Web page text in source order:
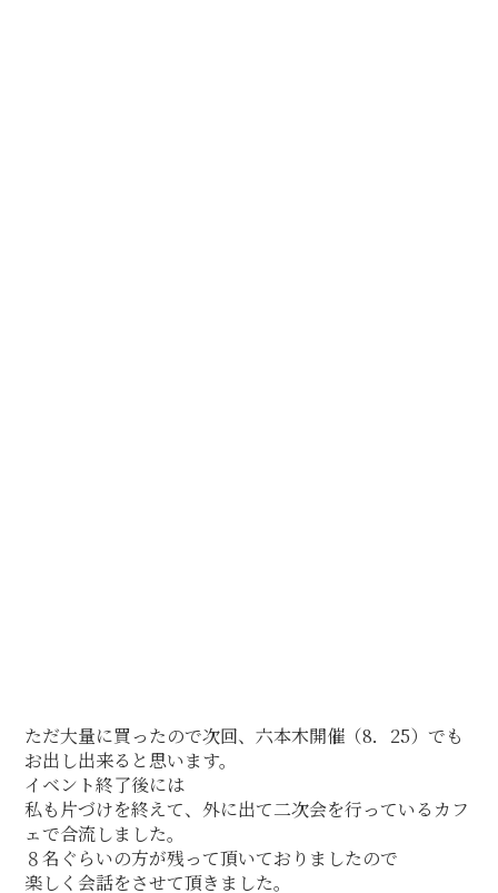
ただ大量に買ったので次回、六本木開催（8．25）でも
お出し出来ると思います。
イベント終了後には
私も片づけを終えて、外に出て二次会を行っているカフ
ェで合流しました。
８名ぐらいの方が残って頂いておりましたので
楽しく会話をさせて頂きました。